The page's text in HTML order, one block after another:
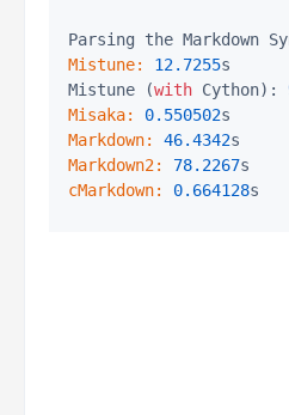
Parsing the Markdown
Mistune:
12.7255s
Mistune (with Cython):
Misaka:
0.550502
Markdown:
46.4342
Markdown2:
78.2267
cMarkdown:
0.664128